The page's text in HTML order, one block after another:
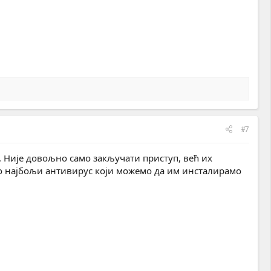
#7
Није довољно само закључати приступ, већ их
најбољи антивирус који можемо да им инсталирамо